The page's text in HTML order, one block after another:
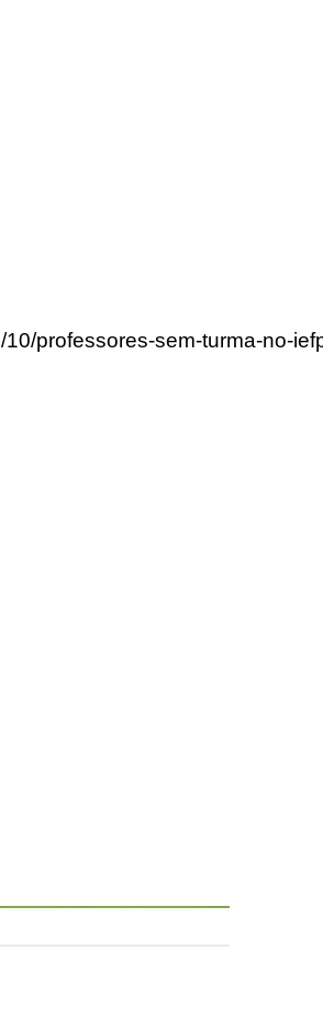
professores-sem-turma-no-